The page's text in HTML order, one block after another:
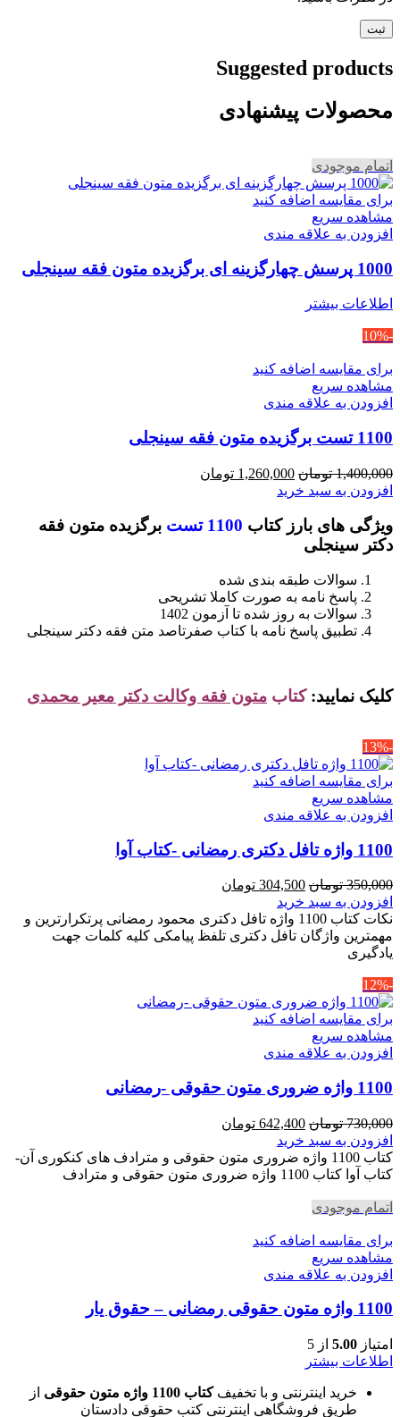
Suggested products
محصولات پیشنهادی
اتمام موجودی
برای مقایسه اضافه کنید
مشاهده سریع
افزودن به علاقه مندی
1000 پرسش چهارگزینه ای برگزیده متون فقه سینجلی
اطلاعات بیشتر
-10%
برای مقایسه اضافه کنید
مشاهده سریع
افزودن به علاقه مندی
1100 تست برگزیده متون فقه سینجلی
1,400,000 تومان قیمت
اصلی
بود.
1,260,000 تومان
است.
افزودن به سبد خرید
ویژگی های بارز کتاب 1100 تست
برگزیده متون فقه
دکتر سینجلی
سوالات طبقه بندی شده
پاسخ نامه به صورت کاملا تشریحی
سوالات به روز شده تا آزمون 1402
تطبیق پاسخ نامه با کتاب صفرتاصد متن فقه دکتر سینجلی
کلیک نمایید: کتاب متون فقه وکالت دکتر معیر محمدی
-13%
برای مقایسه اضافه کنید
مشاهده سریع
افزودن به علاقه مندی
1100 واژه تافل دکتری رمضانی -کتاب آوا
350,000 تومان قیمت
اصلی
350,000 تومان
بود.
304,500 تومان
304,500 تومان
است.
افزودن به سبد خرید
نکات کتاب 1100 واژه تافل دکتری محمود رمضانی پرتکرارترین و
مهمترین واژگان تافل دکتری تلفظ پیامکی کلیه کلمات جهت
یادگیری
-12%
برای مقایسه اضافه کنید
مشاهده سریع
افزودن به علاقه مندی
1100 واژه ضروری متون حقوقی -رمضانی
730,000 تومان قیمت
اصلی
730,000 تومان
بود.
642,400 تومان
642,400 تومان
است.
افزودن به سبد خرید
کتاب 1100 واژه ضروری متون حقوقی و مترادف های کنکوری آن-
کتاب آوا کتاب 1100 واژه ضروری متون حقوقی و مترادف
اتمام موجودی
برای مقایسه اضافه کنید
مشاهده سریع
افزودن به علاقه مندی
1100 واژه متون حقوقی رمضانی – حقوق یار
امتیاز 5.00 از 5
اطلاعات بیشتر
خرید اینترنتی و با تخفیفکتاب 1100 واژه متون حقوقی
از
طریق فروشگاهی اینترنتی کتب حقوقی دادستان